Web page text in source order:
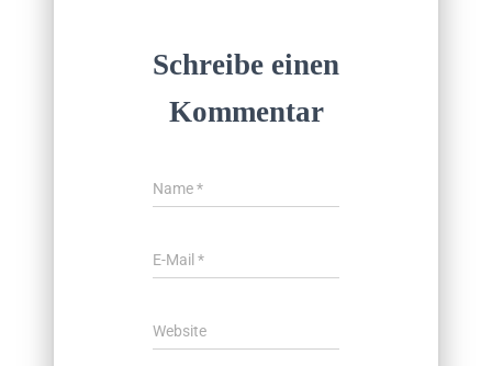
Schreibe einen
Kommentar
Name*
E-Mail *
Website